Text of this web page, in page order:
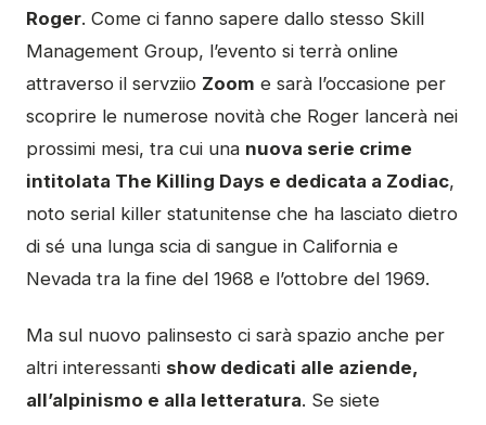
Roger. Come ci fanno sapere dallo stesso Skill
Management Group, l’evento si terrà online
attraverso il servziio Zoom e sarà l’occasione per
scoprire le numerose novità che Roger lancerà nei
prossimi mesi, tra cui una nuova serie crime
intitolata The Killing Days e dedicata a Zodiac,
noto serial killer statunitense che ha lasciato dietro
di sé una lunga scia di sangue in California e
Nevada tra la fine del 1968 e l’ottobre del 1969.
Ma sul nuovo palinsesto ci sarà spazio anche per
altri interessanti show dedicati alle aziende,
all’alpinismo e alla letteratura. Se siete